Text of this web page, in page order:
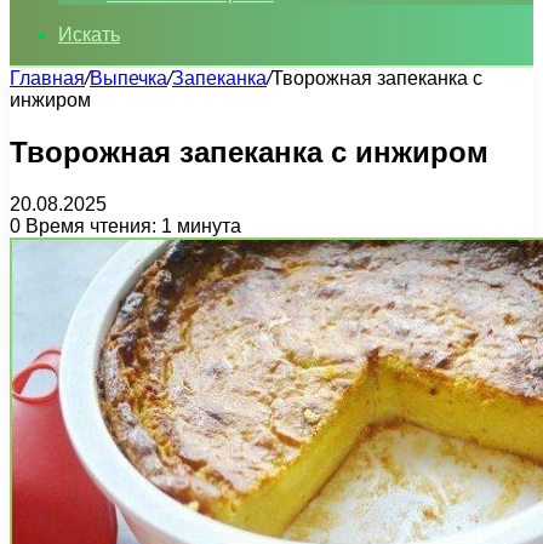
Искать
Главная/Выпечка/Запеканка/Творожная запеканка с
инжиром
Творожная запеканка с инжиром
20.08.2025
0 Время чтения: 1 минута